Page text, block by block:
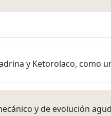
y Ketorolaco, como
y de evolución